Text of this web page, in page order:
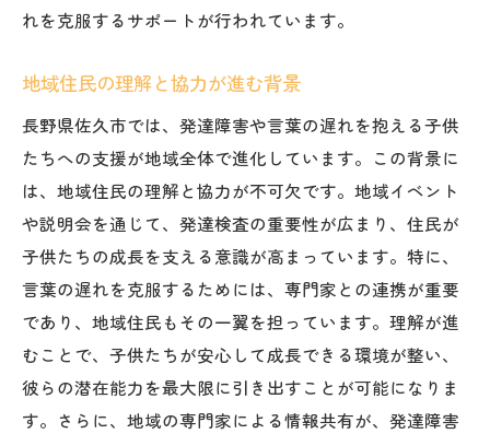
言葉の遅れに対する理解を深める活動
佐久市における発達障害支援の重要性と地域連
携の力
発達障害支援がもたらす地域への影響
地域全体が支援に取り組む意義
連携による支援の質の向上
地域活動が支援の基盤を強化
地域住民の意識改革とその成果
発達検査が佐久市の子供たちにもたらす未来の
れを克服するサポートが行われています。
地域住民の理解と協力が進む背景
長野県佐久市では、発達障害や言葉の遅れを抱える子供
たちへの支援が地域全体で進化しています。この背景に
は、地域住民の理解と協力が不可欠です。地域イベント
や説明会を通じて、発達検査の重要性が広まり、住民が
子供たちの成長を支える意識が高まっています。特に、
言葉の遅れを克服するためには、専門家との連携が重要
であり、地域住民もその一翼を担っています。理解が進
むことで、子供たちが安心して成長できる環境が整い、
彼らの潜在能力を最大限に引き出すことが可能になりま
す。さらに、地域の専門家による情報共有が、発達障害